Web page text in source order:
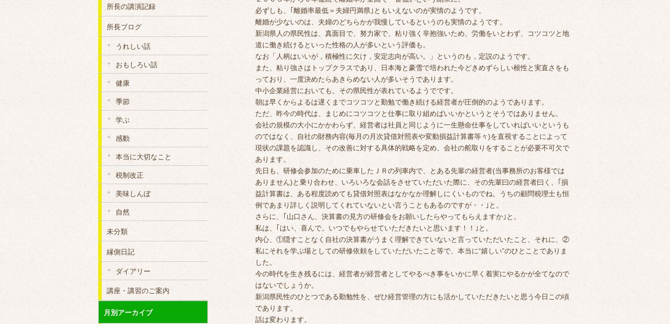
必ずしも、｢離婚率最低＝夫婦円満県｣ともいえないのが実情のようです。
離婚が少ないのは、夫婦のどちらかが我慢しているというのも実情のようです。
新潟県人の県民性は、真面目で、努力家で、粘り強く辛抱強いため、労働をいとわず、コツコツと地
道に働き続けるといった性格の人が多いという評価も。
なお「人柄はいいが，積極性に欠け，安定志向が高い。」というのも，定説のようです。
また、粘り強さはトップクラスであり、日本海と豪雪で培われた今どきめずらしい根性と実直さをも
っており、一度決めたらあきらめない人が多いそうであります。
中小企業経営においても、その県民性が表れているようでです。
朝は早くからよるは遅くまでコツコツと勤勉で働き続ける経営者が圧倒的のようであります。
ただ、昨今の時代は、まじめにコツコツと仕事に取り組めばいいかというとそうではありません。
会社の規模の大小にかかわらず、経営者は社員と同じように一生懸命仕事をしていればいいというも
のではなく、自社の財務内容(毎月の月次貸借対照表や変動損益計算書等々)を直視することによって
現状の課題を認識し、その改善に対する具体的戦略を定め、会社の舵取りをすることが必要不可欠で
あります。
先日も、研修会参加のために乗車したＪＲの列車内で、とある先輩の経営者(当事務所のお客様では
ありません)と乗り合わせ、いろいろな会話をさせていただいた際に、その先輩曰の経営者曰く、｢損
益計算書は、ある程度読めても貸借対照表はなかなか理解しにくいものでね。うちの顧問税理士も恒
例であまり詳しく説明してくれていないとい言うこともあるのですが・・｣と。
さらに、｢山口さん、決算書の見方の研修会をお願いしたらやってもらえますか｣と。
私は、｢はい、喜んで。いつでもやらせていただきたいと思います！！｣と。
内心、①隠すことなく自社の決算書がうまく理解できていないと言っていただいたこと、それに、②
私にそれを学ぶ場としての研修依頼をしていただいたこと等で、本当に“嬉しい”のひとことでありま
した。
今の時代を生き残るには、経営者が経営者としてやるべき事をいかに早く着実にやるかが全てなので
はないでしょうか。
新潟県民性のひとつである勤勉性を、ぜひ経営管理の方にも活かしていただきたいと思う今日この頃
であります。
話は変わります。
所長の講演記録
所長ブログ
うれしい話
おもしろい話
健康
季節
学ぶ
感動
本当に大切なこと
税制改正
美味しんぼ
自然
未分類
縁側日記
ダイアリー
講座・講習のご案内
月別アーカイブ